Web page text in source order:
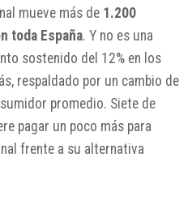
mueve más de 1.200
toda España. Y no es una
sostenido del 12% en los
respaldado por un cambio de
promedio. Siete de
pagar un poco más para
frente a su alternativa